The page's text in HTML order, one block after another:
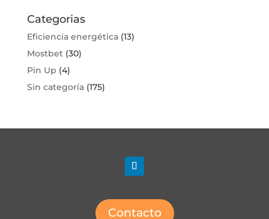
Categorias
Eficiencia energética(13)
Mostbet(30)
Pin Up (4)
Sin categoría(175)
Contacto